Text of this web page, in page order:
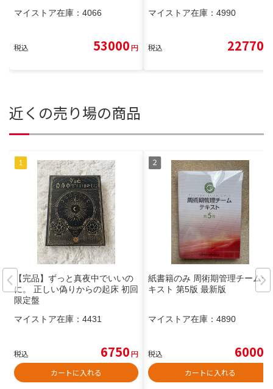
マイストア在庫： 4066
税込 53000円
マイストア在庫： 4990
税込 22770
近くの売り場の商品
【完品】ずっと真夜中でいいの
に。 正しい偽りからの起床 初回
限定盤
マイストア在庫： 4431
税込 6750円
カートに入れる
紙書籍のみ 周術期管理チームテ
キスト 第5版 最新版
マイストア在庫： 4890
税込 6000
カートに入れる